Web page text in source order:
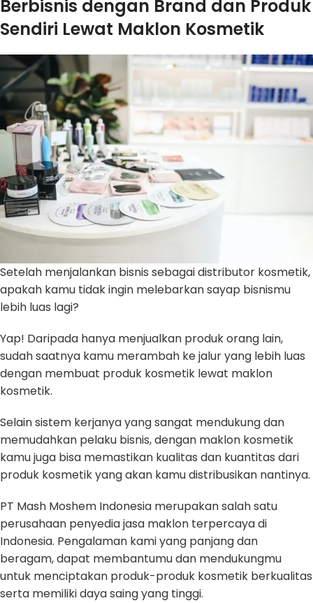
Berbisnis dengan Brand dan Produk
Sendiri Lewat Maklon Kosmetik
Setelah menjalankan bisnis sebagai distributor kosmetik,
apakah kamu tidak ingin melebarkan sayap bisnismu
lebih luas lagi?
Yap! Daripada hanya menjualkan produk orang lain,
sudah saatnya kamu merambah ke jalur yang lebih luas
dengan membuat produk kosmetik lewat maklon
kosmetik.
Selain sistem kerjanya yang sangat mendukung dan
memudahkan pelaku bisnis, dengan maklon kosmetik
kamu juga bisa memastikan kualitas dan kuantitas dari
produk kosmetik yang akan kamu distribusikan nantinya.
PT Mash Moshem Indonesia merupakan salah satu
perusahaan penyedia jasa maklon terpercaya di
Indonesia. Pengalaman kami yang panjang dan
beragam, dapat membantumu dan mendukungmu
untuk menciptakan produk-produk kosmetik berkualitas
serta memiliki daya saing yang tinggi.